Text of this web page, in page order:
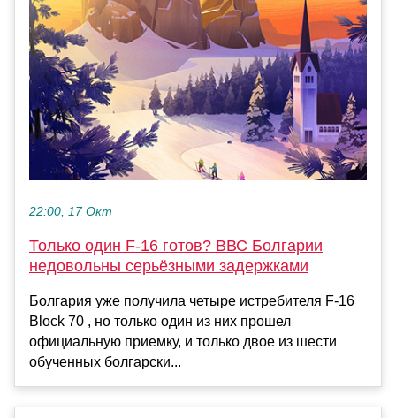
22:00, 17 Окт
Только один F-16 готов? ВВС Болгарии
недовольны серьёзными задержками
Болгария уже получила четыре истребителя F-16
Block 70 , но только один из них прошел
официальную приемку, и только двое из шести
обученных болгарски...